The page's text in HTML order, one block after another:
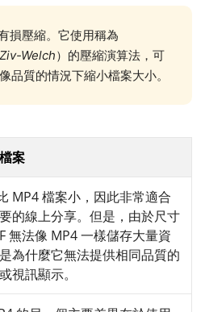
損壓縮。它使用稱為
Welch）的壓縮演算法，可
品質的情況下縮小檔案大小。
案
MP4 檔案小，因此非常適合
的線上分享。但是，由於尺寸
無法像 MP4 一樣儲存大量資
為什麼它無法提供相同品質的
視訊顯示。